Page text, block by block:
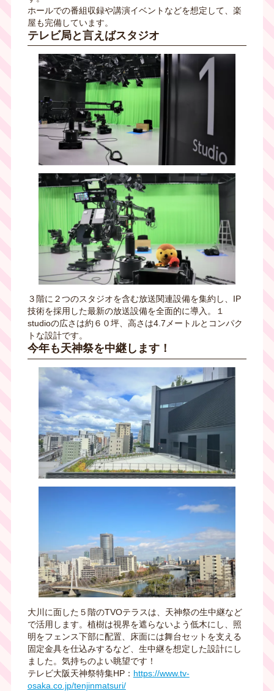
ホールでの番組収録や講演イベントなどを想定して、楽
屋も完備しています。
テレビ局と言えばスタジオ
３階に２つのスタジオを含む放送関連設備を集約し、IP
技術を採用した最新の放送設備を全面的に導入。１
studioの広さは約６０坪、高さは4.7メートルとコンパク
トな設計です。
今年も天神祭を中継します！
大川に面した５階のTVOテラスは、天神祭の生中継など
で活用します。 植樹は視界を遮らないよう低木にし、照
明をフェンス下部に配置、床面には舞台セットを支える
固定金具を仕込みするなど、生中継を想定した設計にし
ました。気持ちのよい眺望です！
テレビ大阪天神祭特集HP： https://www.tv-
osaka.co.jp/tenjinmatsuri/